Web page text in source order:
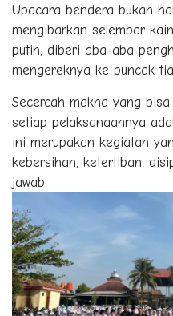
Upacara bendera bukan
mengibarkan selembar
putih, diberi aba-aba
mengereknya ke puncak
Secercah makna yang
setiap pelaksanaannya
ini merupakan kegiatan
kebersihan, ketertiban,
jawab.